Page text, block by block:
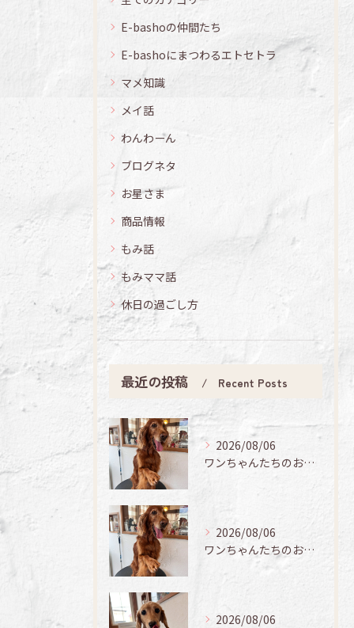
E-bashoの仲間たち
E-bashoにまつわるエトセトラ
マメ知識
メイ話
わんわーん
ブログネタ
お星さま
商品情報
もみ話
もみママ話
休日の過ごし方
最近の投稿 Recent Posts
2026/08/06
ワンちゃんたちのお手入れ日記🐶✨
2026/08/06
ワンちゃんたちのお手入れ日記🐶✨
2026/08/06